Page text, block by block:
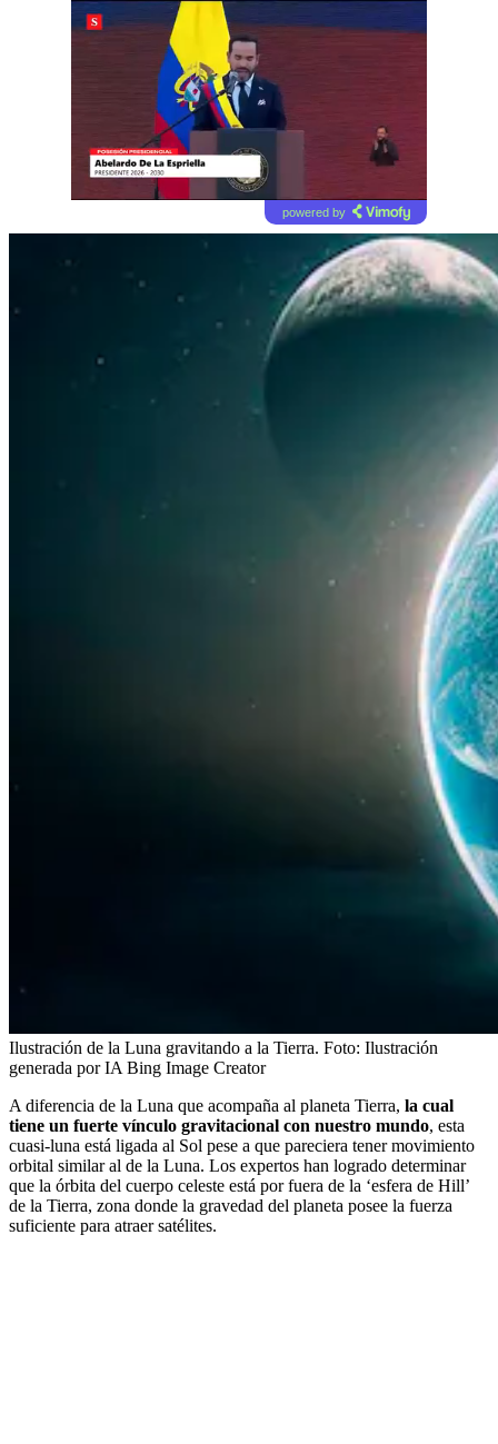
powered by
Ilustración de la Luna gravitando a la Tierra. Foto: Ilustración
generada por IA Bing Image Creator
A diferencia de la Luna que acompaña al planeta Tierra, la cual
tiene un fuerte vínculo gravitacional con nuestro mundo, esta
cuasi-luna está ligada al Sol pese a que pareciera tener movimiento
orbital similar al de la Luna. Los expertos han logrado determinar
que la órbita del cuerpo celeste está por fuera de la ‘esfera de Hill’
de la Tierra, zona donde la gravedad del planeta posee la fuerza
suficiente para atraer satélites.